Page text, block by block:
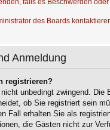
falls es Beschwerden
des Boards
Anmeldung
registrieren?
unbedingt zwingend. Die
ob Sie registriert sein
Fall erhalten Sie als
die Gästen nicht zur